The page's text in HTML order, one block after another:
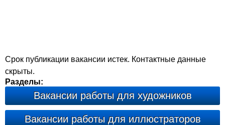
Срок публикации вакансии истек. Контактные данные
скрыты.
Разделы:
Вакансии работы для художников
Вакансии работы для иллюстраторов